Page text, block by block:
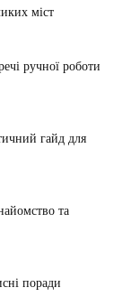
міст
ручної роботи
гайд для
та
поради